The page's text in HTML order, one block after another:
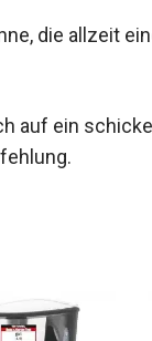
die allzeit
auf ein